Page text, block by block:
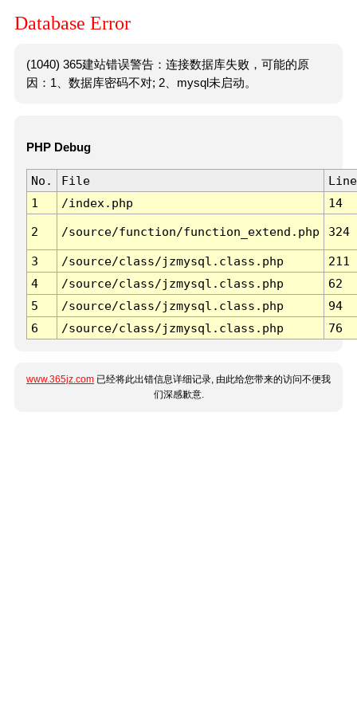
Database Error
(1040) 365建站错误警告：连接数据库失败，可能的原
因：1、数据库密码不对; 2、mysql未启动。
PHP Debug
No. File
Line
1
/index.php 14
2 /source/function/function_extend.php 324
3 /source/class/jzmysql.class.php
211
4
/source/class/jzmysql.class.php
62
5
/source/class/jzmysql.class.php
94
6
/source/class/jzmysql.class.php 76
www.365jz.com 已经将此出错信息详细记录, 由此给您带来的访问不便我
们深感歉意.